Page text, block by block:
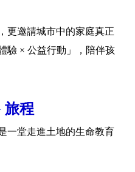
更邀請城市中的家庭真正
驗 × 公益行動」，陪伴孩
旅程
一堂走進土地的生命教育